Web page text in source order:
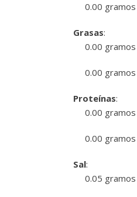
0.00 gramos
Grasas:
0.00 gramos
0.00 gramos
Proteínas:
0.00 gramos
0.00 gramos
Sal:
0.05 gramos